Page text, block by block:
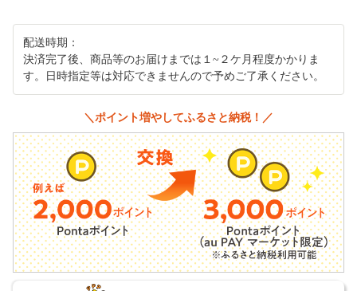
配送時期：
決済完了後、商品等のお届けまでは１~２ケ月程度かかりま
す。日時指定等は対応できませんので予めご了承ください。
＼ポイント増やしてふるさと納税！／